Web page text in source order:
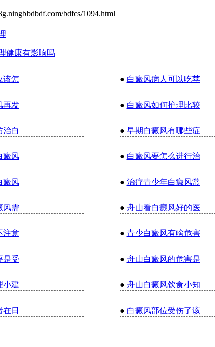
bdfcs/1094.html
健康有影响吗
该怎 ● 白癜风病人可以吃苹
再发 ● 白癜风如何护理比较
治白 ● 早期白癜风有哪些症
癜风 ● 白癜风要怎么进行治
癜风 ● 治疗青少年白癜风常
风需 ● 舟山看白癜风好的医
注意 ● 青少白癜风有啥危害
是受 ● 舟山白癜风的危害是
小建 ● 舟山白癜风饮食小知
日 ● 白癜风部位受伤了该